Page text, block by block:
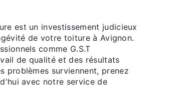
est un investissement judicieux
de votre toiture à Avignon.
comme G.S.T
de qualité et des résultats
problèmes surviennent, prenez
avec notre service de